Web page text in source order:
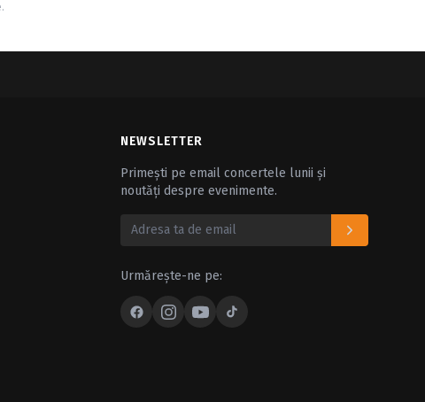
NEWSLETTER
Primești pe email concertele lunii și
noutăți despre evenimente.
Urmărește-ne pe: